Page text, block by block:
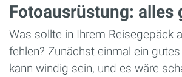
Fotoausrüstung: alles
Was sollte in Ihrem Reisegepäck
fehlen? Zunächst einmal ein gutes
kann windig sein, und es wäre